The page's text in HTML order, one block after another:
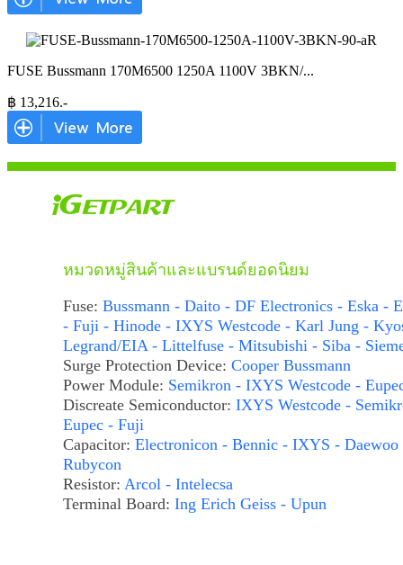
FUSE Bussmann 170M6500 1250A 1100V 3BKN/...
฿ 13,216.-
หมวดหมู่สินค้าและแบรนด์ยอดนิยม
Fuse: Bussmann - Daito - DF Electronics - Eska -
- Fuji - Hinode - IXYS Westcode - Karl Jung -
Legrand/EIA - Littelfuse - Mitsubishi - Siba -
Surge Protection Device: Cooper Bussmann
Power Module: Semikron - IXYS Westcode -
Discreate Semiconductor: IXYS Westcode -
Eupec - Fuji
Capacitor: Electronicon - Bennic - IXYS - Daewoo
Rubycon
Resistor: Arcol - Intelecsa
Terminal Board: Ing Erich Geiss - Upun